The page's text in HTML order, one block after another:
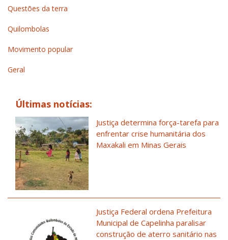
Questões da terra
Quilombolas
Movimento popular
Geral
Últimas notícias:
Justiça determina força-tarefa para
enfrentar crise humanitária dos
Maxakali em Minas Gerais
Justiça Federal ordena Prefeitura
Municipal de Capelinha paralisar
construção de aterro sanitário nas